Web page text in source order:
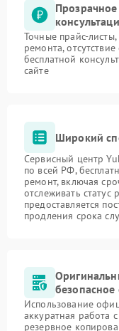
Точные прайс-
ремонта,
бесплатной
сайте
Широкий
Сервисный центр
по всей РФ,
ремонт, включая
отслеживать
предоставляется
продления срока
Использование
аккуратная работа
резервное